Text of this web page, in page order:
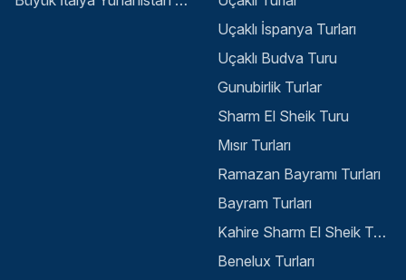
Uçaklı İspanya Turları
Uçaklı Budva Turu
Gunubirlik Turlar
Sharm El Sheik Turu
Mısır Turları
Ramazan Bayramı Turları
Bayram Turları
Kahire Sharm El Sheik Turu
Benelux Turları